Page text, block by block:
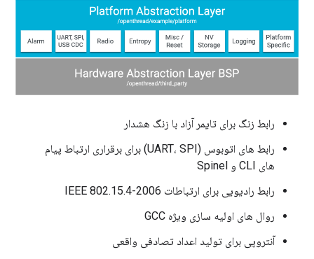
رابط زنگ برای تایمر آزاد با زنگ هشدار
رابط های اتوبوس (UART، SPI) برای برقراری ارتباط پیام
های CLI و Spinel
رابط رادیویی برای ارتباطات IEEE 802.15.4-2006
روال های اولیه سازی ویژه GCC
آنتروپی برای تولید اعداد تصادفی واقعی